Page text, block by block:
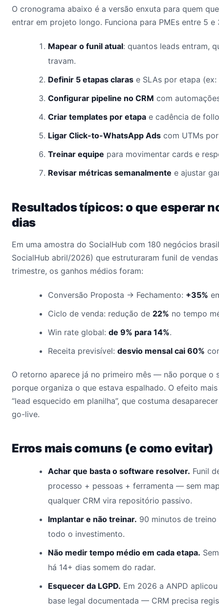
O cronograma abaixo é a versão enxuta para quem
entrar em projeto longo. Funciona para PMEs entre 5 e
Mapear o funil atual: quantos leads entram,
travam.
Definir 5 etapas claras e SLAs por etapa
Configurar pipeline no CRM com
Criar templates por etapa e cadência de
Ligar Click-to-WhatsApp Ads com UTMs
Treinar equipe para movimentar cards e
Revisar métricas semanalmente e ajustar
Resultados típicos: o que esperar
dias
Em uma amostra do SocialHub com 180 negócios
SocialHub abril/2026) que estruturaram funil de
trimestre, os ganhos médios foram:
Conversão Proposta → Fechamento: +35%
Ciclo de venda: redução de 22% no tempo
Win rate global: de 9% para 14%.
Receita previsível: desvio mensal cai 60%
O retorno aparece já no primeiro mês — não porque o
porque organiza o que estava espalhado. O efeito
“lead esquecido em planilha”, que costuma
go-live.
Erros mais comuns (e como evitar)
Achar que basta o software resolver. Funil
processo + pessoas + ferramenta — sem
qualquer CRM vira repositório passivo.
Implantar e não treinar. 90 minutos de
todo o investimento.
Não medir tempo médio em cada etapa.
há 14+ dias somem do radar.
Esquecer da LGPD. Em 2026 a ANPD
base legal documentada — CRM precisa